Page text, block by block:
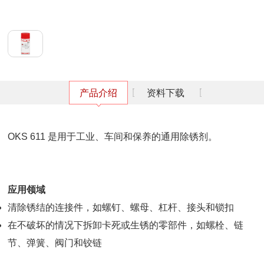
产品介绍 资料下载
OKS 611 是用于工业、车间和保养的通用除锈剂。
应用领域
清除锈结的连接件，如螺钉、螺母、杠杆、接头和锁扣
在不破坏的情况下拆卸卡死或生锈的零部件，如螺栓、链
节、弹簧、阀门和铰链